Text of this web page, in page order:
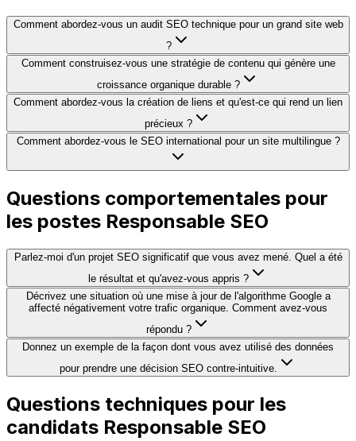
Comment abordez-vous un audit SEO technique pour un grand site web
?
Comment construisez-vous une stratégie de contenu qui génère une
croissance organique durable ?
Comment abordez-vous la création de liens et qu'est-ce qui rend un lien
précieux ?
Comment abordez-vous le SEO international pour un site multilingue ?
Questions comportementales pour
les postes Responsable SEO
Parlez-moi d'un projet SEO significatif que vous avez mené. Quel a été
le résultat et qu'avez-vous appris ?
Décrivez une situation où une mise à jour de l'algorithme Google a
affecté négativement votre trafic organique. Comment avez-vous
répondu ?
Donnez un exemple de la façon dont vous avez utilisé des données
pour prendre une décision SEO contre-intuitive.
Questions techniques pour les
candidats Responsable SEO